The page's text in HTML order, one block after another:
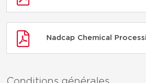
Nadcap Chemical